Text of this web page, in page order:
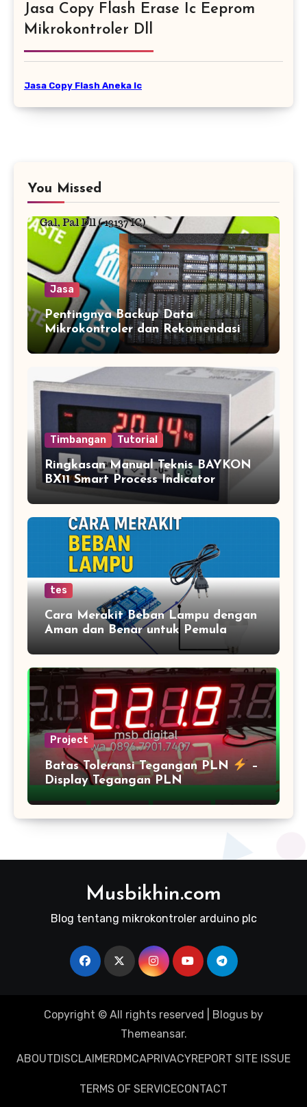
Jasa Copy Flash Erase Ic Eeprom
Mikrokontroler Dll
Jasa Copy Flash Aneka Ic
You Missed
Jasa
Pentingnya Backup Data
Mikrokontroler dan Rekomendasi
Jasa Copy IC Terpercaya
Timbangan Tutorial
Ringkasan Manual Teknis BAYKON
BX11 Smart Process Indicator
tes
Cara Merakit Beban Lampu dengan
Aman dan Benar untuk Pemula
Project
Batas Toleransi Tegangan PLN
–
Display Tegangan PLN
Musbikhin.com
Blog tentang mikrokontroler arduino plc
Copyright © All rights reserved Blogus by
Themeansar.
ABOUTDISCLAIMERDMCAPRIVACYREPORT SITE ISSUE
TERMS OF SERVICECONTACT